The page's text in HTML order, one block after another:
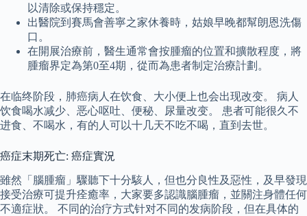
以清除或保持穩定。
出醫院到賽馬會善寧之家休養時，姑娘早晚都幫朗恩洗傷
口。
在開展治療前，醫生通常會按腫瘤的位置和擴散程度，將
腫瘤界定為第0至4期，從而為患者制定治療計劃。
在临终阶段，肺癌病人在饮食、大小便上也会出现改变。 病人
饮食喝水减少、恶心呕吐、便秘、尿量改变。 患者可能很久不
进食、不喝水，有的人可以十几天不吃不喝，直到去世。
癌症末期死亡: 癌症實況
雖然「腦腫瘤」驟聽下十分駭人，但也分良性及惡性，及早發現
接受治療可提升痊癒率，大家要多認識腦腫瘤，並關注身體任何
不適症狀。 不同的治疗方式针对不同的发病阶段，但在具体的